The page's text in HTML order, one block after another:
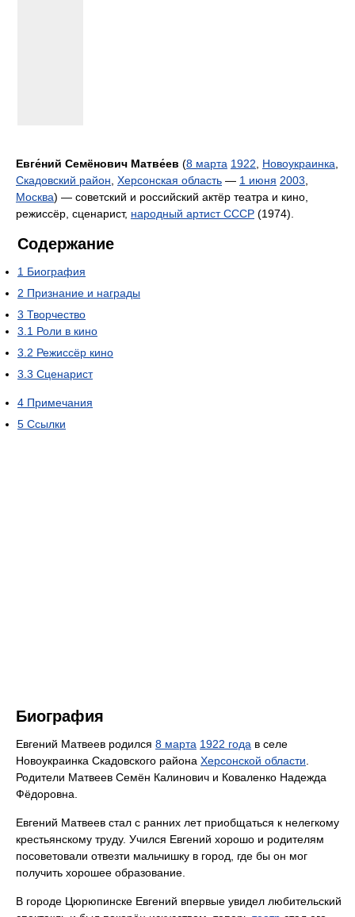
Евге́ний Семёнович Матве́ев (8 марта 1922 Новоукраинка
Скадовский район Херсонская область — 1 июня 2003
Москва) — советский и российский актёр театра и кино,
режиссёр, сценарист, народный артист СССР (1974).
Содержание
1 Биография
2 Признание и награды
3 Творчество
3.1 Роли в кино
3.2 Режиссёр кино
3.3 Сценарист
4 Примечания
5 Ссылки
Биография
Евгений Матвеев родился 8 марта 1922 года в селе
Новоукраинка Скадовского района Херсонской области
Родители Матвеев Семён Калинович и Коваленко Надежда
Фёдоровна.
Евгений Матвеев стал с ранних лет приобщаться к нелегкому
крестьянскому труду. Учился Евгений хорошо и родителям
посоветовали отвезти мальчишку в город, где бы он мог
получить хорошее образование.
В городе Цюрюпинске Евгений впервые увидел любительский